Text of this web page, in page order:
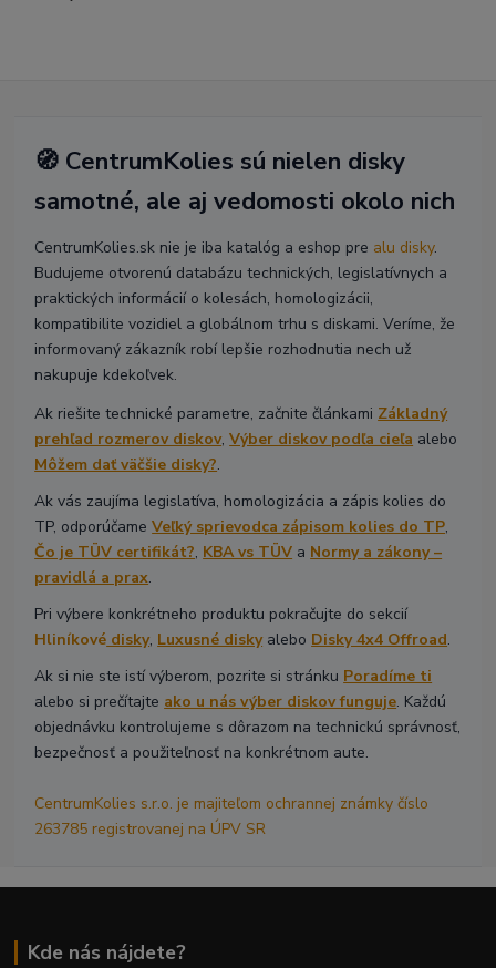
🧭 CentrumKolies sú nielen disky
samotné, ale aj vedomosti okolo nich
CentrumKolies.sk nie je iba katalóg a eshop pre alu disky.
Budujeme otvorenú databázu technických, legislatívnych a
praktických informácií o kolesách, homologizácii,
kompatibilite vozidiel a globálnom trhu s diskami. Veríme, že
informovaný zákazník robí lepšie rozhodnutia nech už
nakupuje kdekoľvek.
Ak riešite technické parametre, začnite článkami Základný
prehľad rozmerov diskov,Výber diskov podľa cieľa alebo
Môžem dať väčšie disky?.
Ak vás zaujíma legislatíva, homologizácia a zápis kolies do
TP, odporúčameVeľký sprievodca zápisom kolies do TP,
Čo je TÜV certifikát?, KBA vs TÜV a Normy a zákony –
pravidlá a prax.
Pri výbere konkrétneho produktu pokračujte do sekcií
Hliníkové disky, Luxusné diskyalebo Disky 4x4 Offroad.
Ak si nie ste istí výberom, pozrite si stránku Poradíme ti
alebo si prečítajte ako u nás výber diskov funguje. Každú
objednávku kontrolujeme s dôrazom na technickú správnosť,
bezpečnosť a použiteľnosť na konkrétnom aute.
CentrumKolies s.r.o. je majiteľom ochrannej známky číslo
263785 registrovanej na ÚPV SR
Kde nás nájdete?